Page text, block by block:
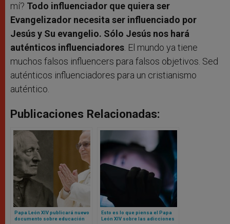
mí? Todo influenciador que quiera ser
Evangelizador necesita ser influenciado por
Jesús y Su evangelio. Sólo Jesús nos hará
auténticos influenciadores . El mundo ya tiene
muchos falsos influencers para falsos objetivos. Sed
auténticos influenciadores para un cristianismo
auténtico.
Publicaciones Relacionadas:
Papa León XIV publicará nuevo
documento sobre educación
Esto es lo que piensa el Papa
León XIV sobre las adicciones